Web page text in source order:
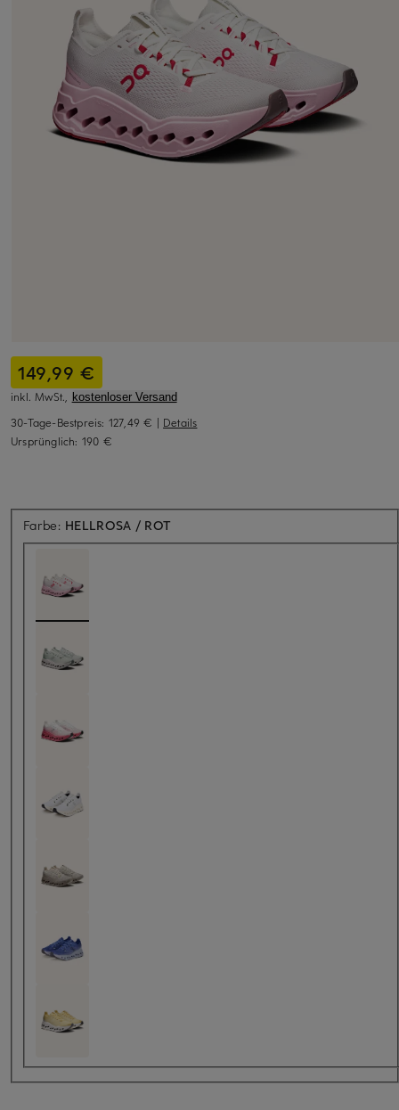
149,99 €
inkl. MwSt., kostenloser Versand
30-Tage-Bestpreis: 127,49 € | Details
Ursprünglich: 190 €
Farbe: HELLROSA / ROT